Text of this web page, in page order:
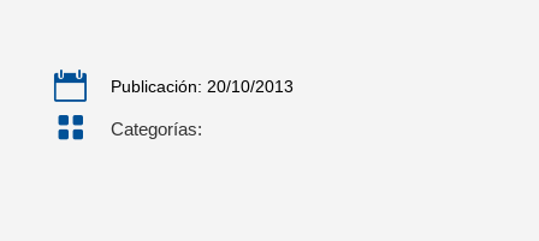
 Publicación: 20/10/2013
 Categorías: